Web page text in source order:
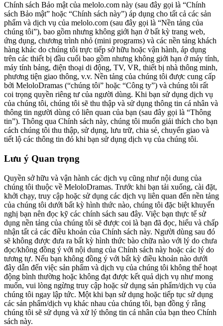
Chính sách Bảo mật của melolo.com này (sau đây gọi là “Chính
sách Bảo mật” hoặc “Chính sách này”) áp dụng cho tất cả các sản
phẩm và dịch vụ của melolo.com (sau đây gọi là “Nền tảng của
chúng tôi”), bao gồm nhưng không giới hạn ở bất kỳ trang web,
ứng dụng, chương trình nhỏ (mini programs) và các nền tảng khách
hàng khác do chúng tôi trực tiếp sở hữu hoặc vận hành, áp dụng
trên các thiết bị đầu cuối bao gồm nhưng không giới hạn ở máy tính,
máy tính bảng, điện thoại di động, TV, VR, thiết bị nhà thông minh,
phương tiện giao thông, v.v. Nền tảng của chúng tôi được cung cấp
bởi MeloloDramas (“chúng tôi” hoặc “Công ty”) và chúng tôi rất
coi trọng quyền riêng tư của người dùng. Khi bạn sử dụng dịch vụ
của chúng tôi, chúng tôi sẽ thu thập và sử dụng thông tin cá nhân và
thông tin người dùng có liên quan của bạn (sau đây gọi là “Thông
tin”). Thông qua Chính sách này, chúng tôi muốn giải thích cho bạn
cách chúng tôi thu thập, sử dụng, lưu trữ, chia sẻ, chuyển giao và
tiết lộ các thông tin đó khi bạn sử dụng dịch vụ của chúng tôi.
Lưu ý Quan trọng
Quyền sở hữu và vận hành các dịch vụ cũng như nội dung của
chúng tôi thuộc về MeloloDramas. Trước khi bạn tải xuống, cài đặt,
khởi chạy, truy cập hoặc sử dụng các dịch vụ liên quan đến nền tảng
của chúng tôi dưới bất kỳ hình thức nào, chúng tôi đặc biệt khuyến
nghị bạn nên đọc kỹ các chính sách sau đây. Việc bạn thực tế sử
dụng nền tảng của chúng tôi sẽ được coi là bạn đã đọc, hiểu và chấp
nhận tất cả các điều khoản của Chính sách này. Người dùng sau đó
sẽ không được đưa ra bất kỳ hình thức bào chữa nào với lý do chưa
đọc/không đồng ý với nội dung của Chính sách này hoặc các lý do
tương tự. Nếu bạn không đồng ý với bất kỳ điều khoản nào dưới
đây dẫn đến việc sản phẩm và dịch vụ của chúng tôi không thể hoạt
động bình thường hoặc không đạt được kết quả dịch vụ như mong
muốn, vui lòng ngừng truy cập hoặc sử dụng sản phẩm/dịch vụ của
chúng tôi ngay lập tức. Một khi bạn sử dụng hoặc tiếp tục sử dụng
các sản phẩm/dịch vụ khác nhau của chúng tôi, bạn đồng ý rằng
chúng tôi sẽ sử dụng và xử lý thông tin cá nhân của bạn theo Chính
sách này.